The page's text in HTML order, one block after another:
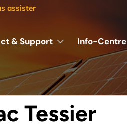
assister
& Support Info-Centre
Tessier